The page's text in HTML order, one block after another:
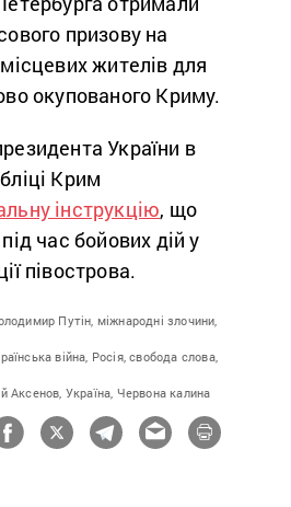
призову на
жителів для
окупованого Криму.
України в
Крим
інструкцію, що
час бойових дій у
півострова.
Путін, міжнародні злочини,
війна, Росія, свобода слова,
Аксенов, Україна, Червона калина